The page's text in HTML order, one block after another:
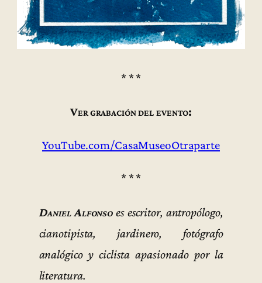
* * *
Ver grabación del evento:
YouTube.com/CasaMuseoOtraparte
* * *
Daniel Alfonso es escritor, antropólogo,
cianotipista, jardinero, fotógrafo
analógico y ciclista apasionado por la
literatura.